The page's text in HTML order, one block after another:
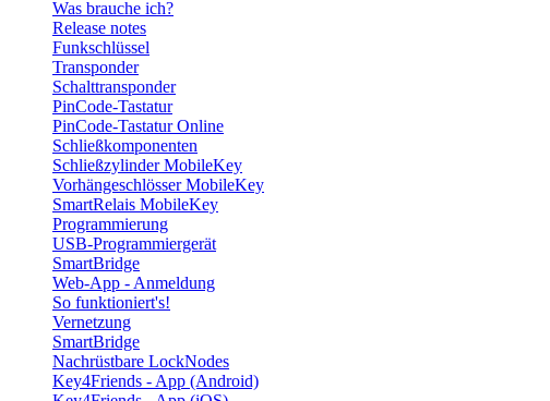
Was brauche ich?
Release notes
Funkschlüssel
Transponder
Schalttransponder
PinCode-Tastatur
PinCode-Tastatur Online
Schließkomponenten
Schließzylinder MobileKey
Vorhängeschlösser MobileKey
SmartRelais MobileKey
Programmierung
USB-Programmiergerät
SmartBridge
Web-App - Anmeldung
So funktioniert's!
Vernetzung
SmartBridge
Nachrüstbare LockNodes
Key4Friends - App (Android)